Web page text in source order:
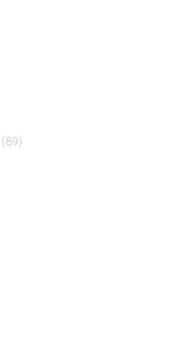
(89)